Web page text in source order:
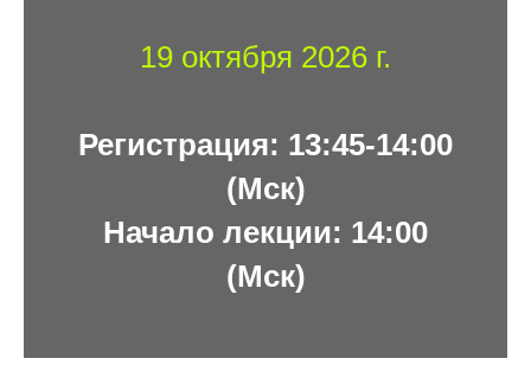
19 октября 2026 г.
Регистрация: 13:45-14:00
(Мск)
Начало лекции: 14:00
(Мск)